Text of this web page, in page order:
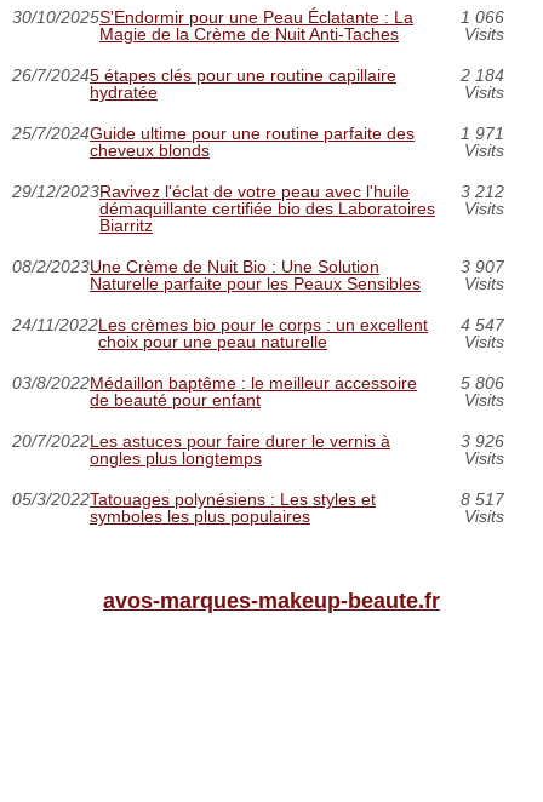
30/10/2025S'Endormir pour une Peau Éclatante : La
Magie de la Crème de Nuit Anti-Taches
1 066
Visits
26/7/20245 étapes clés pour une routine capillaire
hydratée
2 184
Visits
25/7/2024Guide ultime pour une routine parfaite des
cheveux blonds
1 971
Visits
29/12/2023Ravivez l'éclat de votre peau avec l'huile
démaquillante certifiée bio des Laboratoires
Biarritz
3 212
Visits
08/2/2023Une Crème de Nuit Bio : Une Solution
Naturelle parfaite pour les Peaux Sensibles
3 907
Visits
24/11/2022Les crèmes bio pour le corps : un excellent
choix pour une peau naturelle
4 547
Visits
03/8/2022Médaillon baptême : le meilleur accessoire
de beauté pour enfant
5 806
Visits
20/7/2022Les astuces pour faire durer le vernis à
ongles plus longtemps
3 926
Visits
05/3/2022Tatouages polynésiens : Les styles et
symboles les plus populaires
8 517
Visits
avos-marques-makeup-beaute.fr